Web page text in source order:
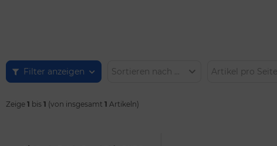
Filter anzeigen Sortieren nach ... Artikel pro Seite
Zeige 1 bis 1 (von insgesamt 1 Artikeln)